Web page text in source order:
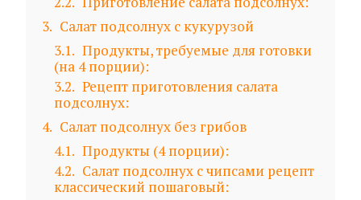
3
Салат подсолнух с кукурузой
3.1
Продукты, требуемые для готовки
(на 4 порции):
3.2
Рецепт приготовления салата
подсолнух:
4
Салат подсолнух без грибов
4.1
Продукты (4 порции):
4.2
Салат подсолнух с чипсами рецепт
классический пошаговый: